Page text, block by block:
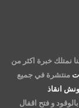
نمتلك خبرة اكثر من
منتشرة في جميع
ونش انقاذ
و فتح اقفال